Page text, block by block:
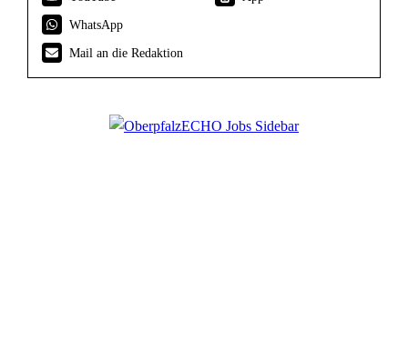
WhatsApp
Mail an die Redaktion